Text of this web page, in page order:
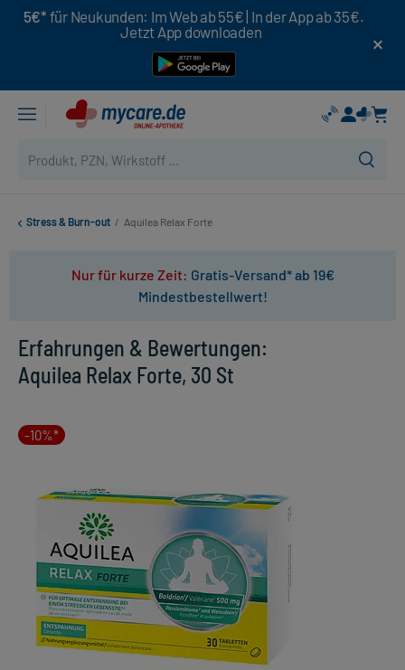
5€* für Neukunden: Im Web ab 55€ | In der App ab 35€.
Jetzt App downloaden
Stress & Burn-out / Aquilea Relax Forte
Nur für kurze Zeit: Gratis-Versand* ab 19€
Mindestbestellwert!
Erfahrungen & Bewertungen:
Aquilea Relax Forte, 30 St
-10%*